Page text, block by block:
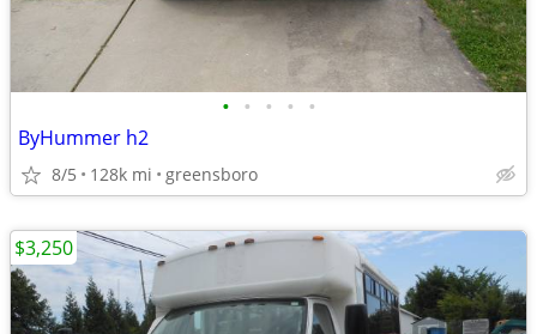
• • • • •
ByHummer h2
8/5 128k mi greensboro
$3,250